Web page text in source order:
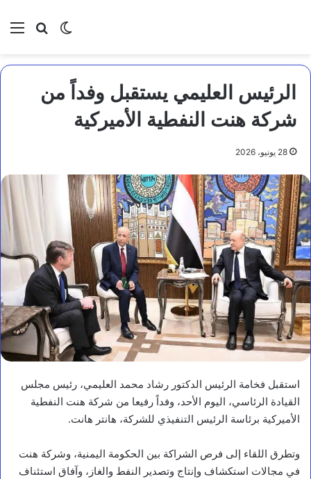
بحثالوضع
الرئيس العليمي يستقبل وفداً من
شركة هنت النفطية الأميركية
28 يونيو، 2026
استقبل فخامة الرئيس الدكتور رشاد محمد العليمي، رئيس مجلس
القيادة الرئاسي، اليوم الأحد، وفداً رفيعا من شركة هنت النفطية
الأميركية برئاسة الرئيس التنفيذي للشركة، هانتر هانت.
وتطرق اللقاء إلى فرص الشراكة بين الحكومة اليمنية، وشركة هنت
في مجالات استكشاف وإنتاج وتصدير النفط والغاز، وآفاق استئناف